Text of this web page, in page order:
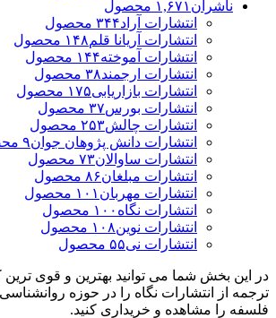
ناشران ۱,۶۷۱ محصول
انتشارات آراد۳۴۴ محصول
انتشارات آریانا قلم۱۴۸ محصول
انتشارات آموخته۱۴۴ محصول
انتشارات ارجمند۳۸ محصول
انتشارات بازاریابی۱۷۵ محصول
انتشارات بورس۳۷ محصول
انتشارات چالش۲۵۳ محصول
انتشارات دانش پژوهان جوان۹
انتشارات ساوالان۷۳ محصول
انتشارات مبلغان۸۶ محصول
انتشارات مهربان ۱۰۱ محصول
انتشارات نگاه ۱۰۰ محصول
انتشارات نوین۱۰۸ محصول
انتشارات نی۵۵ محصول
در این بخش شما می توانید بهترین و قوی ترین
ترجمه از انتشارات نگاه را در حوزه
فلسفه را مشاهده و خریداری کنید.